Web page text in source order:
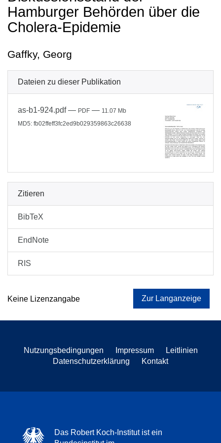
Hamburger Behörden über die
Cholera-Epidemie
Gaffky, Georg
Dateien zu dieser Publikation
as-b1-924.pdf— PDF — 11.07 Mb
MD5: fb02ffeff3fc2ed9b029359863c26638
Zitieren
BibTeX
EndNote
RIS
Keine Lizenzangabe Zur Langanzeige
Nutzungsbedingungen Impressum
Leitlinien
Datenschutzerklärung
Kontakt
Das Robert Koch-Institut ist ein